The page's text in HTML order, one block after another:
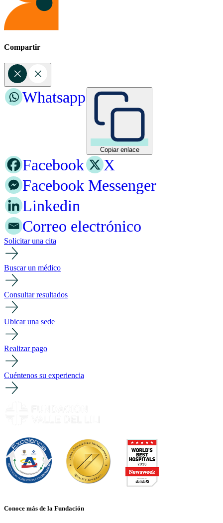
Compartir
Copiar enlace
Whatsapp
Facebook
X
Facebook Messenger
Linkedin
Correo electrónico
Solicitar una cita
Buscar un médico
Consultar resultados
Ubicar una sede
Realizar pago
Cuéntenos su experiencia
Conoce más de la Fundación